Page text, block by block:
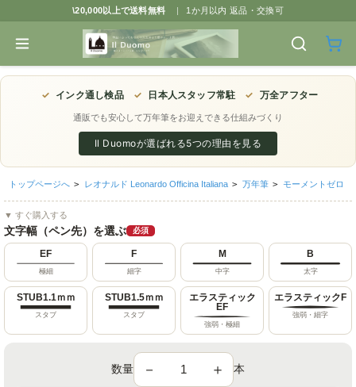
\20,000以上で送料無料 | 1か月以内 返品・交換可
✓ インク通し検品 ✓ 日本人スタッフ常駐 ✓ 万全アフター
通販でも安心して万年筆をお迎えできる仕組みづくり
Il Duomoが選ばれる5つの理由を見る
トップページへ > レオナルド Leonardo Officina Italiana > 万年筆 > モーメントゼロ
▼ すぐ購入する
文字幅（ペン先）を選ぶ 必須
EF
極細
F
細字
M
中字
B
太字
STUB1.1ｍｍ
スタブ
STUB1.5ｍｍ
スタブ
エラスティック
EF
強弱・極細
エラスティックF
強弱・細字
数量 － ＋ 本